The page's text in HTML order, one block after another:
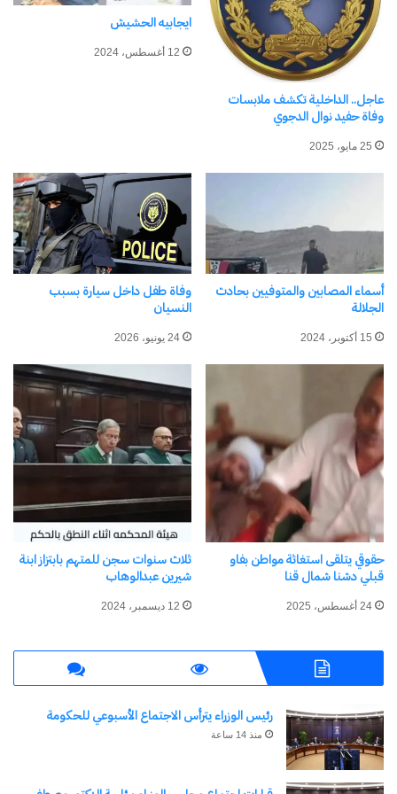
اشترك للحصول على أحدث التدوينات المرسلة إلى بريدك
الإلكتروني.
كتابة بريدك الإلكتروني...
عاجل.. الداخلية تكشف ملابسات
وفاة حفيد نوال الدجوي
25 مايو، 2025
ايجابيه الحشيش
12 أغسطس، 2024
أسماء المصابين والمتوفيين بحادث
الجلالة
15 أكتوبر، 2024
وفاة طفل داخل سيارة بسبب
النسيان
24 يونيو، 2026
حقوقي يتلقى استغاثة مواطن بفاو
قبلي دشنا شمال قنا
24 أغسطس، 2025
ثلاث سنوات سجن للمتهم بابتزاز ابنة
شيرين عبدالوهاب
12 ديسمبر، 2024
رئيس الوزراء يترأس الاجتماع الأسبوعي للحكومة
منذ 14 ساعة